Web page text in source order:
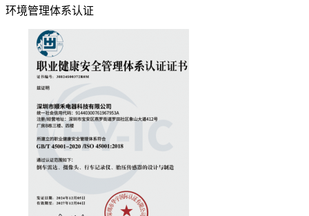
环境管理体系认证